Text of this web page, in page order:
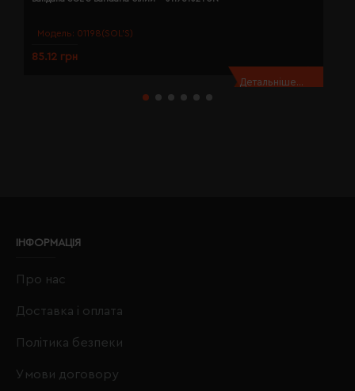
Модель: 01198(SOL’S)
85.12 грн
Детальніше...
ІНФОРМАЦІЯ
Про нас
Доставка і оплата
Політика безпеки
Умови договору